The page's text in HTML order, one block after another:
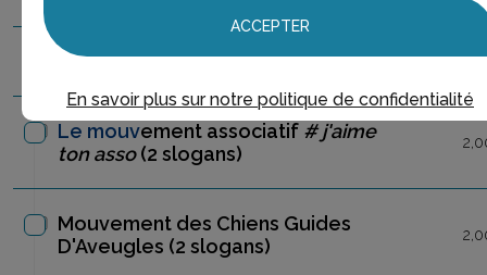
Le Mouv'(16 slogans)
Le mouvement associatif # j'aime
ton asso(2 slogans)
Mouvement des Chiens Guides
D'Aveugles (2 slogans)
ACCEPTER
En savoir plus sur notre politique de confidentialité